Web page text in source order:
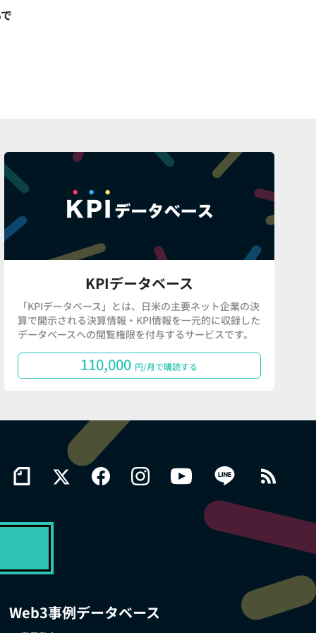
KPIデータベース
「KPIデータベース」とは、日米の主要ネット企業の決
算で開示される決算情報・KPI情報を一元的に収録した
データベースへの閲覧権限を付与するサービスです。
110,000 円/月で購読する
Web3事例データベース